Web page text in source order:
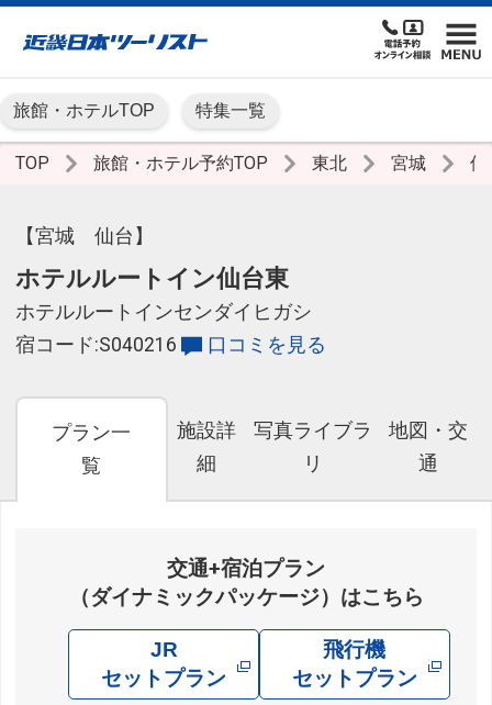
旅館・ホテルTOP 特集一覧
TOP 旅館・ホテル予約TOP 東北 宮城
【宮城 仙台】
ホテルルートイン仙台東
ホテルルートインセンダイヒガシ
宿コード:S040216
口コミを見る
プラン一
覧
施設詳
細
写真ライブラ
リ
地図・交
通
交通+宿泊プラン
（ダイナミックパッケージ）はこちら
JR
セットプラン
飛行機
セットプラン